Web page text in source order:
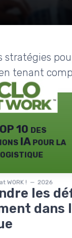
stratégies
tenant
10 des
IA pour la
WORK ! — 2026
les
dans